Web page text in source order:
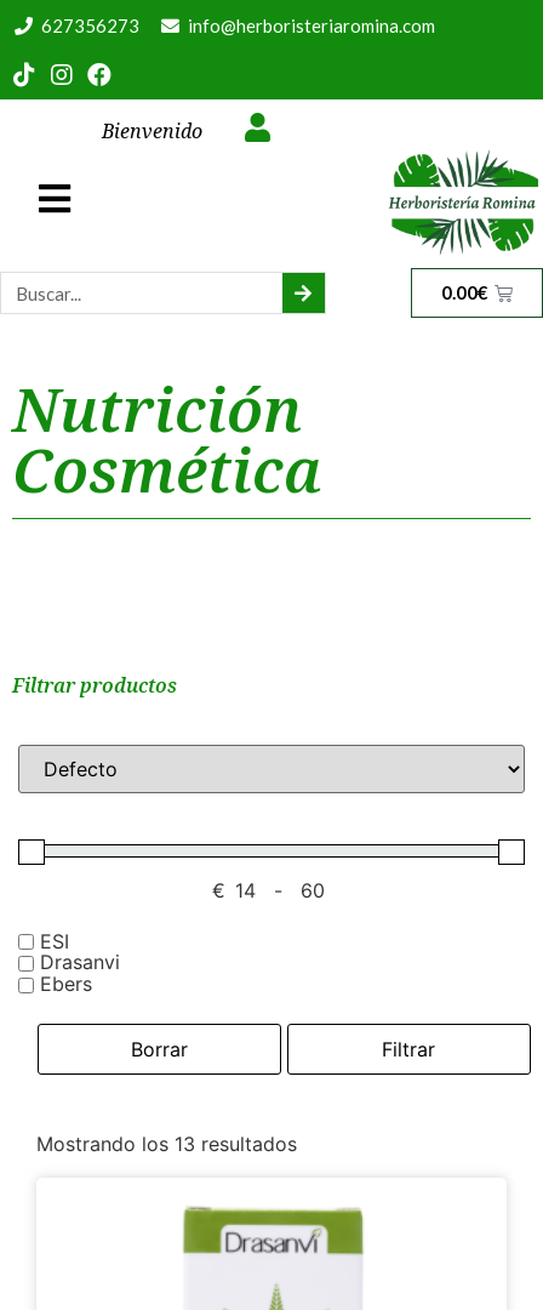
627356273 info@herboristeriaromina.com
Bienvenido
0.00€
Nutrición
Cosmética
Filtrar productos
€ -
ESI
Drasanvi
Ebers
Filtrar
Borrar
Mostrando los 13 resultados